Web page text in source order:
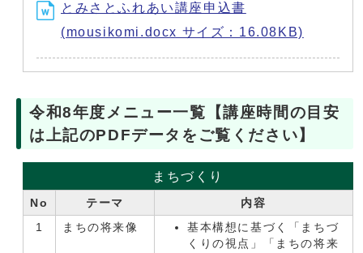
とみさとふれあい講座申込書
(mousikomi.docx サイズ：16.08KB)
令和8年度メニュー一覧【講座時間の目安
は上記のPDFデータをご覧ください】
まちづくり
No テーマ
内容
1
まちの将来像
基本構想に基づく「まちづ
くりの視点」「まちの将来